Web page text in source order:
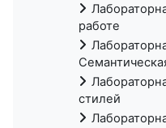
работе
стилей